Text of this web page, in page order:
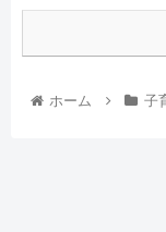
ホーム 子